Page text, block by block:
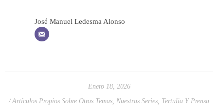
José Manuel Ledesma Alonso
Enero 18, 2026
Artículos Propios Sobre Otros Temas Nuestras Series Tertulia Y Prensa